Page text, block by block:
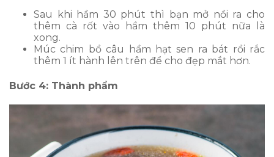
Sau khi hầm 30 phút thì bạn mở nồi ra cho
thêm cà rốt vào hầm thêm 10 phút nữa là
xong.
Múc chim bồ câu hầm hạt sen ra bát rồi rắc
thêm 1 ít hành lên trên để cho đẹp mắt hơn.
Bước 4: Thành phẩm